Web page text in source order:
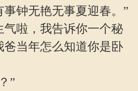
钟无艳无事夏迎春。”
啦，我告诉你一个秘
爸当年怎么知道你是卧
”